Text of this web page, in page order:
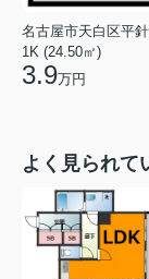
1K (24.50㎡)
3.9万円
よく見られて